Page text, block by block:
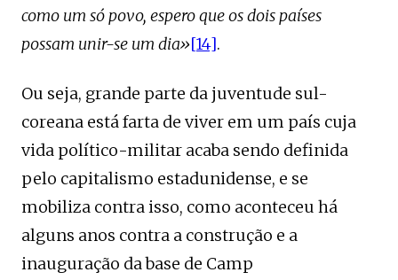
como um só povo, espero que os dois países
possam unir-se um dia»[14].
Ou seja, grande parte da juventude sul-
coreana está farta de viver em um país cuja
vida político-militar acaba sendo definida
pelo capitalismo estadunidense, e se
mobiliza contra isso, como aconteceu há
alguns anos contra a construção e a
inauguração da base de Camp